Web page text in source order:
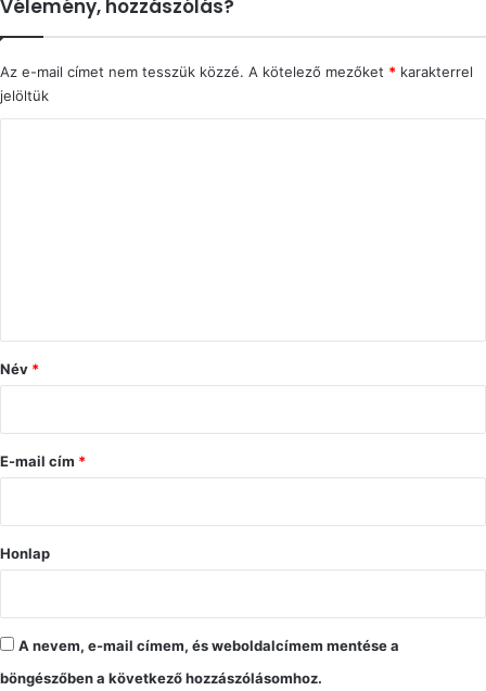
Vélemény, hozzászólás?
Az e-mail címet nem tesszük közzé. A kötelező mezőket * karakterrel
jelöltük
ó
s
Név *
E-mail cím *
Honlap
A nevem, e-mail címem, és weboldalcímem mentése a
böngészőben a következő hozzászólásomhoz.